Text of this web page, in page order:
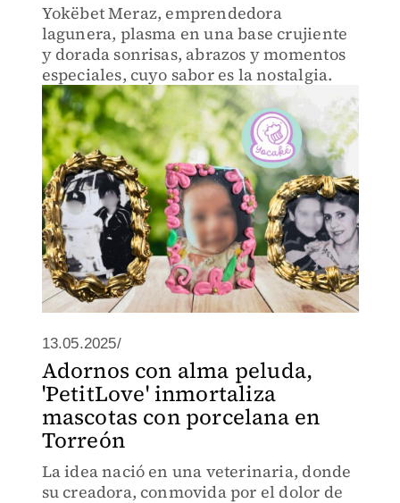
Yokëbet Meraz, emprendedora
lagunera, plasma en una base crujiente
y dorada sonrisas, abrazos y momentos
especiales, cuyo sabor es la nostalgia.
13.05.2025/
Adornos con alma peluda,
'PetitLove' inmortaliza
mascotas con porcelana en
Torreón
La idea nació en una veterinaria, donde
su creadora, conmovida por el dolor de